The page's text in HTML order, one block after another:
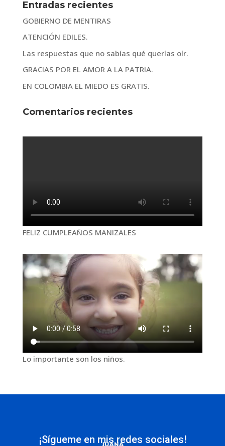
Entradas recientes
GOBIERNO DE MENTIRAS
ATENCIÓN EDILES.
Las respuestas que no sabías qué querías oír.
GRACIAS POR EL AMOR A LA PATRIA.
EN COLOMBIA EL MIEDO ES GRATIS.
Comentarios recientes
FELIZ CUMPLEAÑOS MANIZALES
Lo importante son los niños.
¡Sígueme en mis redes sociales!